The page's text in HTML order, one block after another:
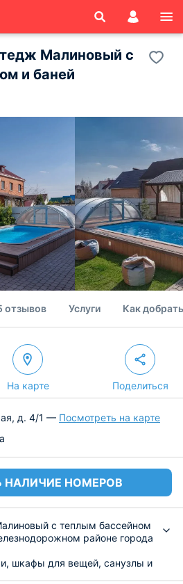
Малиновый с
и баней
отзывов Услуги Как
На карте Поделиться
д. 4/1 — Посмотреть на карте
НАЛИЧИЕ НОМЕРОВ
с теплым бассейном
районе города
шкафы для вещей, санузлы и